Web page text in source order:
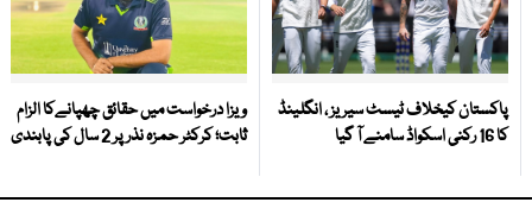
پاکستان کیخلاف ٹیسٹ سیریز ، انگلینڈ
کا 16 رکنی اسکواڈ سامنے آ گیا
ویزا درخواست میں حقائق چھپانےکا الزام
ثابت؛ کرکٹر حمزہ نذر پر 2 سال کی پابندی